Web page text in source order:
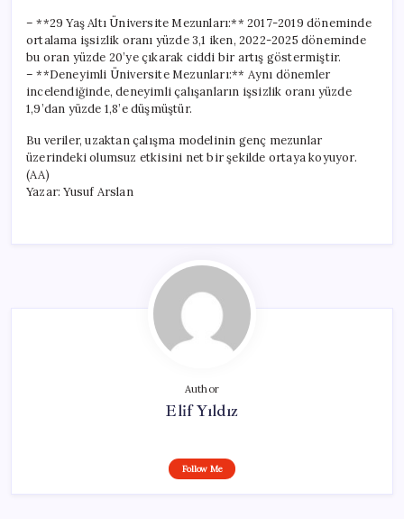
– **29 Yaş Altı Üniversite Mezunları:** 2017-2019 döneminde
ortalama işsizlik oranı yüzde 3,1 iken, 2022-2025 döneminde
bu oran yüzde 20’ye çıkarak ciddi bir artış göstermiştir.
– **Deneyimli Üniversite Mezunları:** Aynı dönemler
incelendiğinde, deneyimli çalışanların işsizlik oranı yüzde
1,9’dan yüzde 1,8’e düşmüştür.
Bu veriler, uzaktan çalışma modelinin genç mezunlar
üzerindeki olumsuz etkisini net bir şekilde ortaya koyuyor.
(AA)
Yazar: Yusuf Arslan
Author
Elif Yıldız
Follow Me